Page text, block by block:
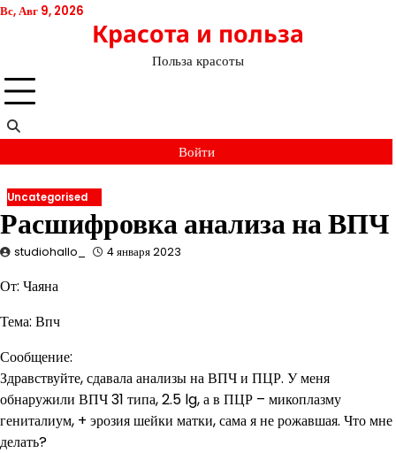
Перейти
Вс, Авг 9, 2026
Красота и польза
Польза красоты
Войти
Uncategorised
Расшифровка анализа на ВПЧ
studiohallo_ 4 января 2023
От: Чаяна
Тема: Впч
Сообщение:
Здравствуйте, сдавала анализы на ВПЧ и ПЦР. У меня
обнаружили ВПЧ 31 типа, 2.5 lg, а в ПЦР – микоплазму
гениталиум, + эрозия шейки матки, сама я не рожавшая. Что мне
делать?